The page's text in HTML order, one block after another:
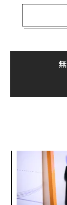
で13～65歳の
った。それに
とが分かった。
新型コロナウ
前、定期的に
だった。その
齢向けの冒険
ドラマ、SFと
率17％で増加
プライムビデ
特化型の「ク
ービス間での